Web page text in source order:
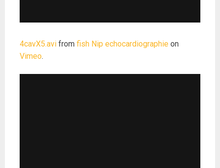
4cavX5.avi from fish Nip echocardiographie on
Vimeo.